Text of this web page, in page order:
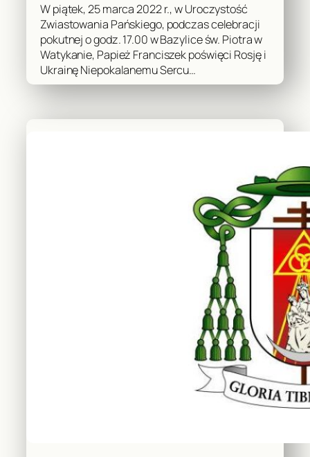
W piątek, 25 marca 2022 r., w Uroczystość
Zwiastowania Pańskiego, podczas celebracji
pokutnej o godz. 17.00 w Bazylice św. Piotra w
Watykanie, Papież Franciszek poświęci Rosję i
Ukrainę Niepokalanemu Sercu…